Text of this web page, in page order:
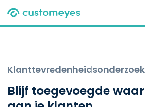
Klanttevredenheidsonderzoek
Blijf toegevoegde